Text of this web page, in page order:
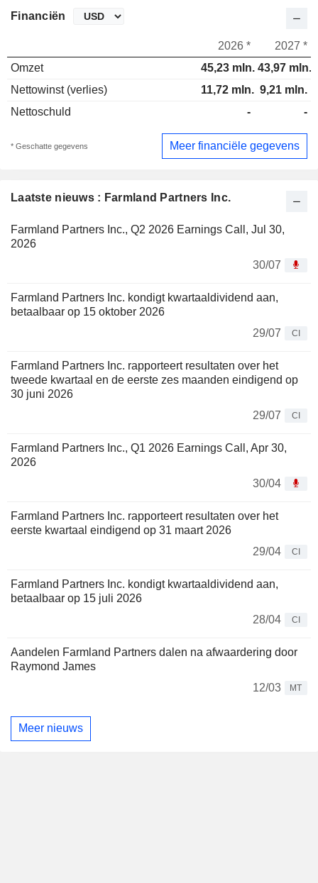
Laatste nieuws : Farmland Partners Inc.
Farmland Partners Inc., Q2 2026 Earnings Call, Jul 30,
2026
30/07
Farmland Partners Inc. kondigt kwartaaldividend aan,
betaalbaar op 15 oktober 2026
29/07
CI
Farmland Partners Inc. rapporteert resultaten over het
tweede kwartaal en de eerste zes maanden eindigend op
30 juni 2026
29/07
CI
Farmland Partners Inc., Q1 2026 Earnings Call, Apr 30,
2026
30/04
Farmland Partners Inc. rapporteert resultaten over het
eerste kwartaal eindigend op 31 maart 2026
29/04
CI
Farmland Partners Inc. kondigt kwartaaldividend aan,
betaalbaar op 15 juli 2026
28/04
CI
Aandelen Farmland Partners dalen na afwaardering door
Raymond James
12/03
MT
Meer nieuws
Financiën
2026 *
2027 *
Omzet
45,23 mln. 43,97 mln.
Nettowinst (verlies)
11,72 mln. 9,21 mln.
Nettoschuld
- -
* Geschatte gegevens Meer financiële gegevens